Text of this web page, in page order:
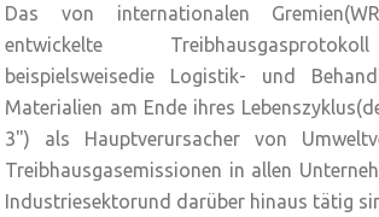
Das von internationalen
entwickelte
beispielsweisedie Logistik- und
Materialien am Ende ihres
3") als Hauptverursacher von
Treibhausgasemissionen in allen
Industriesektorund darüber hinaus tätig